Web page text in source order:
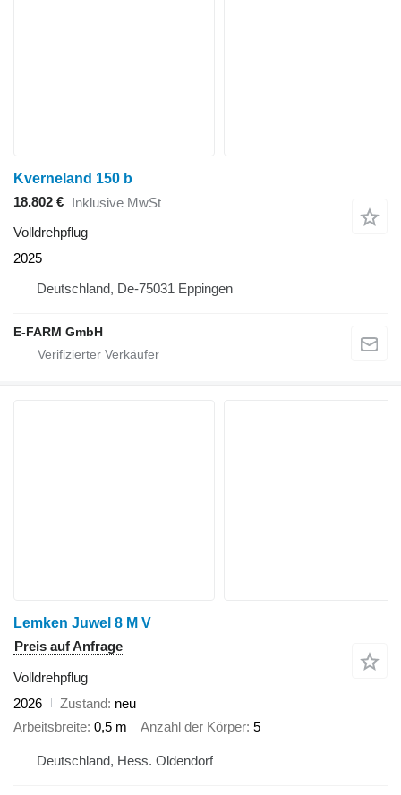
Kverneland 150 b
18.802 € Inklusive MwSt
Volldrehpflug
2025
Deutschland, De-75031 Eppingen
E-FARM GmbH
Lemken Juwel 8 M V
Preis auf Anfrage
Volldrehpflug
2026
Zustand neu
Arbeitsbreite 0,5 m Anzahl der Körper 5
Deutschland, Hess. Oldendorf